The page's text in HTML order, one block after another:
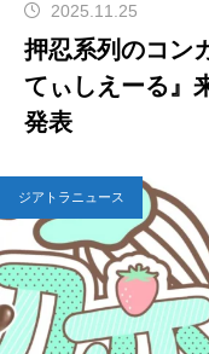
2025.11.25
押忍系列のコン
てぃしえーる』
発表
ジアトラニュース